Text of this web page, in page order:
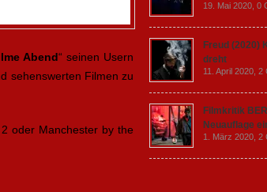
Abend“ seinen Usern
sehenswerten Filmen zu
oder Manchester by the
19. Mai 2020, 0
Freud (2020)
dreht
11. April 2020, 2
Filmkritik
Neuauflage
1. März 2020, 2